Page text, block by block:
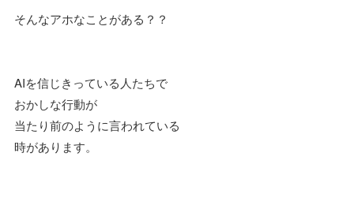
そんなアホなことがある？？
AIを信じきっている人たちで
おかしな行動が
当たり前のように言われている
時があります。